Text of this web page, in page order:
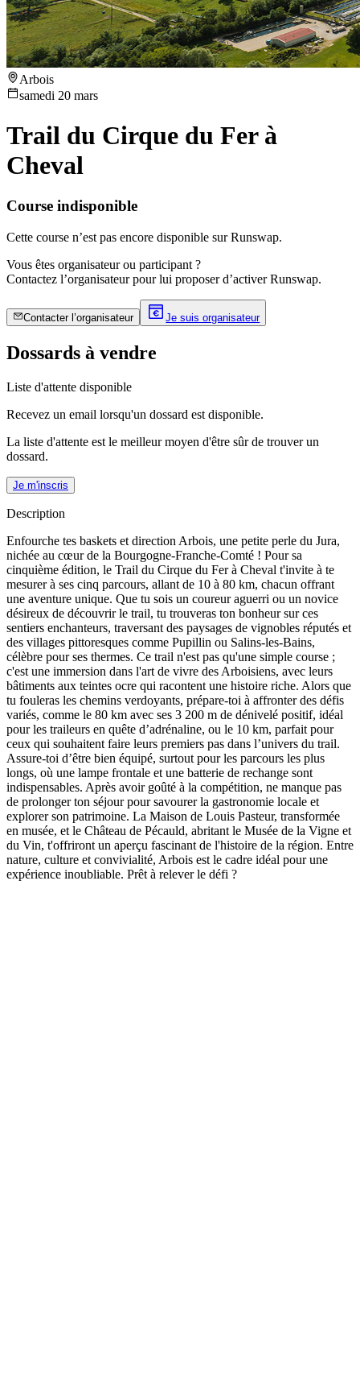
Arbois
samedi 20 mars
Trail du Cirque du Fer à
Cheval
Course indisponible
Cette course n’est pas encore disponible sur Runswap.
Vous êtes organisateur ou participant ?
Contactez l’organisateur pour lui proposer d’activer Runswap.
Contacter l’organisateur Je suis organisateur
Dossards à vendre
Liste d'attente disponible
Recevez un email lorsqu'un dossard est disponible.
La liste d'attente est le meilleur moyen d'être sûr de trouver un
dossard.
Je m'inscris
Description
Enfourche tes baskets et direction Arbois, une petite perle du Jura,
nichée au cœur de la Bourgogne-Franche-Comté ! Pour sa
cinquième édition, le Trail du Cirque du Fer à Cheval t'invite à te
mesurer à ses cinq parcours, allant de 10 à 80 km, chacun offrant
une aventure unique. Que tu sois un coureur aguerri ou un novice
désireux de découvrir le trail, tu trouveras ton bonheur sur ces
sentiers enchanteurs, traversant des paysages de vignobles réputés et
des villages pittoresques comme Pupillin ou Salins-les-Bains,
célèbre pour ses thermes. Ce trail n'est pas qu'une simple course ;
c'est une immersion dans l'art de vivre des Arboisiens, avec leurs
bâtiments aux teintes ocre qui racontent une histoire riche. Alors que
tu fouleras les chemins verdoyants, prépare-toi à affronter des défis
variés, comme le 80 km avec ses 3 200 m de dénivelé positif, idéal
pour les traileurs en quête d’adrénaline, ou le 10 km, parfait pour
ceux qui souhaitent faire leurs premiers pas dans l’univers du trail.
Assure-toi d’être bien équipé, surtout pour les parcours les plus
longs, où une lampe frontale et une batterie de rechange sont
indispensables. Après avoir goûté à la compétition, ne manque pas
de prolonger ton séjour pour savourer la gastronomie locale et
explorer son patrimoine. La Maison de Louis Pasteur, transformée
en musée, et le Château de Pécauld, abritant le Musée de la Vigne et
du Vin, t'offriront un aperçu fascinant de l'histoire de la région. Entre
nature, culture et convivialité, Arbois est le cadre idéal pour une
expérience inoubliable. Prêt à relever le défi ?